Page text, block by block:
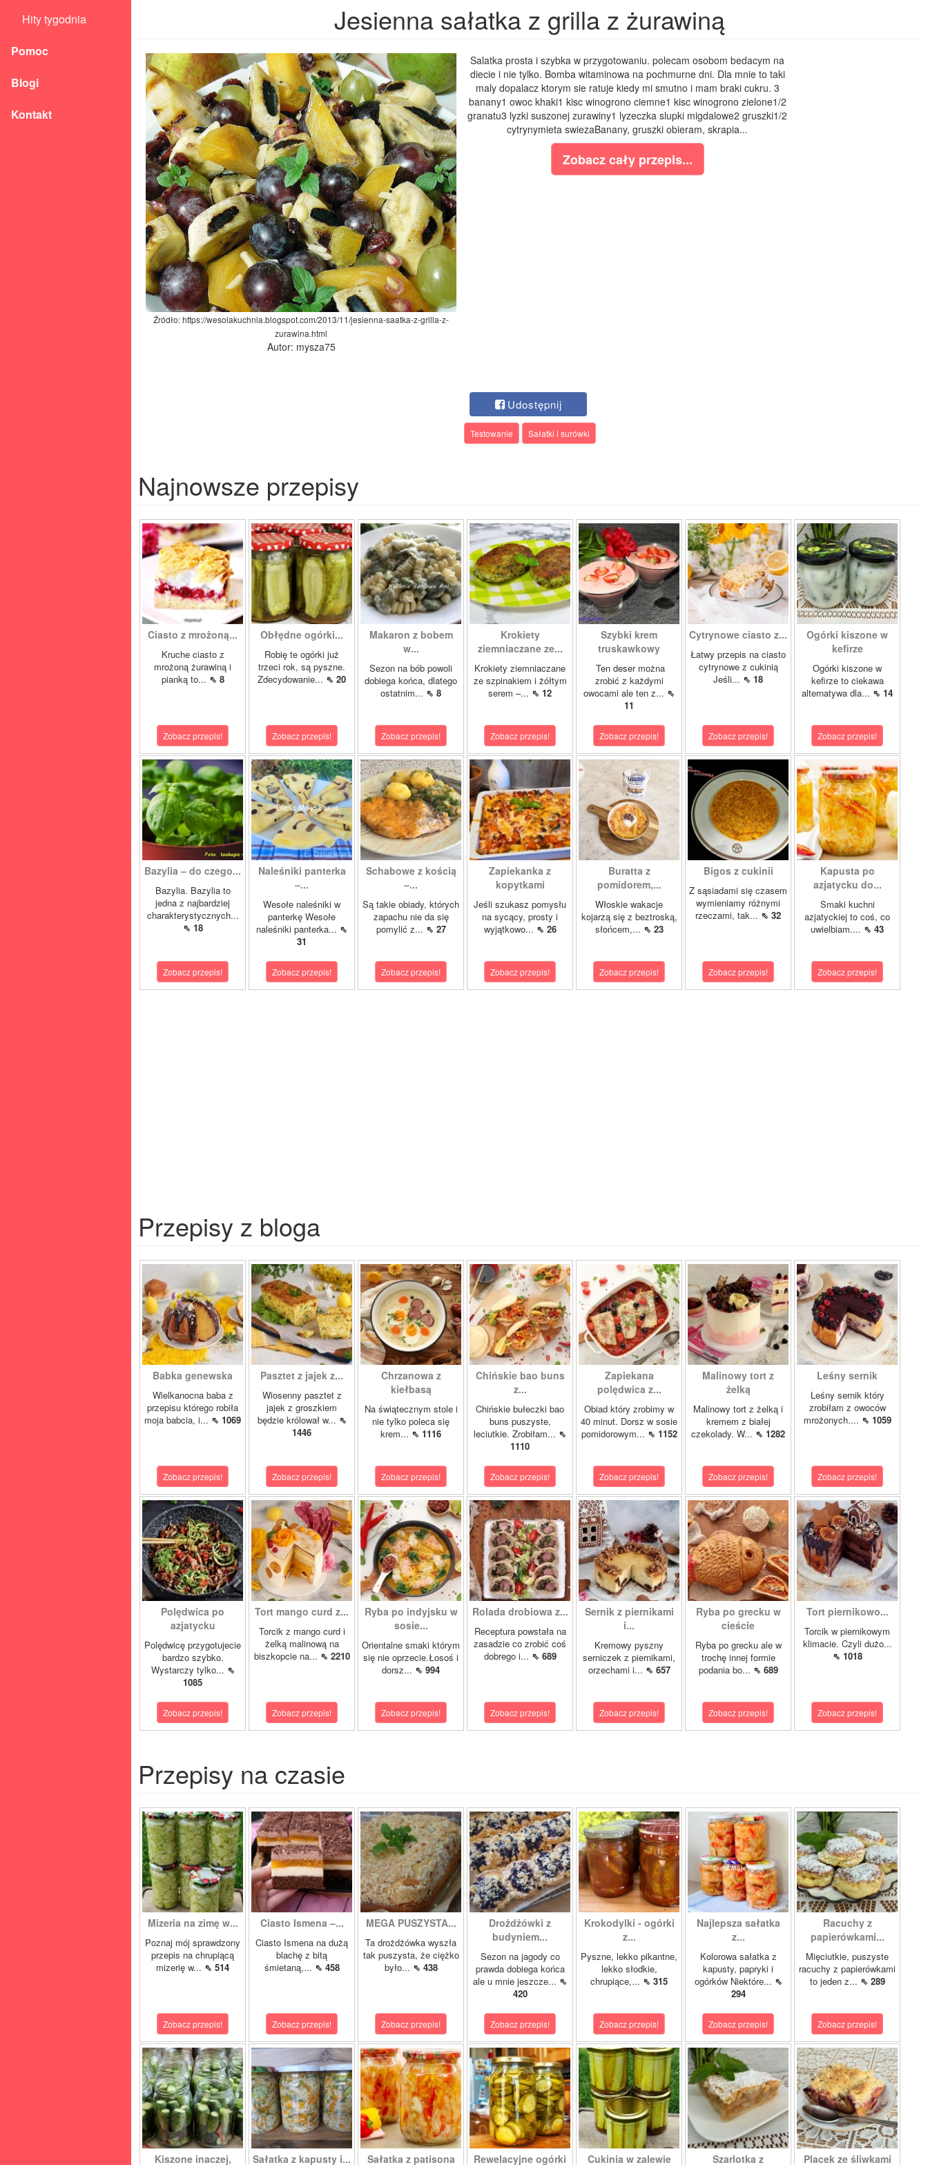
Hity tygodnia
Pomoc
Blogi
Kontakt
Jesienna sałatka z grilla z żurawiną
Źródło: https://wesolakuchnia.blogspot.com/2013/11/jesienna-saatka-z-grilla-z-
zurawina.html
Autor: mysza75
Salatka prosta i szybka w przygotowaniu. polecam osobom bedacym na
diecie i nie tylko. Bomba witaminowa na pochmurne dni. Dla mnie to taki
maly dopalacz ktorym sie ratuje kiedy mi smutno i mam braki cukru. 3
banany1 owoc khaki1 kisc winogrono ciemne1 kisc winogrono zielone1/2
granatu3 lyzki suszonej zurawiny1 lyzeczka slupki migdalowe2 gruszki1/2
cytrynymieta swiezaBanany, gruszki obieram, skrapia...
Zobacz cały przepis...
Udostępnij
Testowanie Sałatki i surówki
Najnowsze przepisy
Ciasto z mrożoną...
Kruche ciasto z
mrożoną żurawiną i
pianką to... ⇖ 8
Zobacz przepis!
Obłędne ogórki...
Robię te ogórki już
trzeci rok, są pyszne.
Zdecydowanie... ⇖ 20
Zobacz przepis!
Makaron z bobem
w...
Sezon na bób powoli
dobiega końca, dlatego
ostatnim... ⇖ 8
Zobacz przepis!
Krokiety
ziemniaczane ze...
Krokiety ziemniaczane
ze szpinakiem i żółtym
serem –... ⇖ 12
Zobacz przepis!
Szybki krem
truskawkowy
Ten deser można
zrobić z każdymi
owocami ale ten z... ⇖
11
Zobacz przepis!
Cytrynowe ciasto z...
Łatwy przepis na ciasto
cytrynowe z cukinią
Jeśli... ⇖ 18
Zobacz przepis!
Ogórki kiszone w
kefirze
Ogórki kiszone w
kefirze to ciekawa
alternatywa dla... ⇖ 14
Zobacz przepis!
Bazylia – do czego...
Bazylia. Bazylia to
jedna z najbardziej
charakterystycznych...
⇖ 18
Zobacz przepis!
Naleśniki panterka
–...
Wesołe naleśniki w
panterkę Wesołe
naleśniki panterka... ⇖
31
Zobacz przepis!
Schabowe z kością
–...
Są takie obiady, których
zapachu nie da się
pomylić z... ⇖ 27
Zobacz przepis!
Zapiekanka z
kopytkami
Jeśli szukasz pomysłu
na sycący, prosty i
wyjątkowo... ⇖ 26
Zobacz przepis!
Buratta z
pomidorem,...
Włoskie wakacje
kojarzą się z beztroską,
słońcem,... ⇖ 23
Zobacz przepis!
Bigos z cukinii
Z sąsiadami się czasem
wymieniamy różnymi
rzeczami, tak... ⇖ 32
Zobacz przepis!
Kapusta po
azjatycku do...
Smaki kuchni
azjatyckiej to coś, co
uwielbiam.... ⇖ 43
Zobacz przepis!
Przepisy z bloga
Babka genewska
Wielkanocna baba z
przepisu którego robiła
moja babcia, i... ⇖ 1069
Zobacz przepis!
Pasztet z jajek z...
Wiosenny pasztet z
jajek z groszkiem
będzie królował w... ⇖
1446
Zobacz przepis!
Chrzanowa z
kiełbasą
Na świątecznym stole i
nie tylko poleca się
krem... ⇖ 1116
Zobacz przepis!
Chińskie bao buns
z...
Chińskie bułeczki bao
buns puszyste,
leciutkie. Zrobiłam... ⇖
1110
Zobacz przepis!
Zapiekana
polędwica z...
Obiad który zrobimy w
40 minut. Dorsz w sosie
pomidorowym... ⇖ 1152
Zobacz przepis!
Malinowy tort z
żelką
Malinowy tort z żelką i
kremem z białej
czekolady. W... ⇖ 1282
Zobacz przepis!
Leśny sernik
Leśny sernik który
zrobiłam z owoców
mrożonych.... ⇖ 1059
Zobacz przepis!
Polędwica po
azjatycku
Polędwicę przygotujecie
bardzo szybko.
Wystarczy tylko... ⇖
1085
Zobacz przepis!
Tort mango curd z...
Torcik z mango curd i
żelką malinową na
biszkopcie na... ⇖ 2210
Zobacz przepis!
Ryba po indyjsku w
sosie...
Orientalne smaki którym
się nie oprzecie.Łosoś i
dorsz... ⇖ 994
Zobacz przepis!
Rolada drobiowa z...
Receptura powstała na
zasadzie co zrobić coś
dobrego i... ⇖ 689
Zobacz przepis!
Sernik z piernikami
i...
Kremowy pyszny
serniczek z piernikami,
orzechami i... ⇖ 657
Zobacz przepis!
Ryba po grecku w
cieście
Ryba po grecku ale w
trochę innej formie
podania bo... ⇖ 689
Zobacz przepis!
Tort piernikowo...
Torcik w piernikowym
klimacie. Czyli dużo...
⇖ 1018
Zobacz przepis!
Przepisy na czasie
Mizeria na zimę w...
Poznaj mój sprawdzony
przepis na chrupiącą
mizerię w... ⇖ 514
Zobacz przepis!
Ciasto Ismena –...
Ciasto Ismena na dużą
blachę z bitą
śmietaną,... ⇖ 458
Zobacz przepis!
MEGA PUSZYSTA...
Ta drożdżówka wyszła
tak puszysta, że ciężko
było... ⇖ 438
Zobacz przepis!
Drożdżówki z
budyniem...
Sezon na jagody co
prawda dobiega końca
ale u mnie jeszcze... ⇖
420
Zobacz przepis!
Krokodylki - ogórki
z...
Pyszne, lekko pikantne,
lekko słodkie,
chrupiące,... ⇖ 315
Zobacz przepis!
Najlepsza sałatka
z...
Kolorowa sałatka z
kapusty, papryki i
ogórków Niektóre... ⇖
294
Zobacz przepis!
Racuchy z
papierówkami...
Mięciutkie, puszyste
racuchy z papierówkami
to jeden z... ⇖ 289
Zobacz przepis!
Kiszone inaczej, Sałatka z kapusty i... Sałatka z patisona Rewelacyjne ogórki Cukinia w zalewie Szarlotka z Placek ze śliwkami